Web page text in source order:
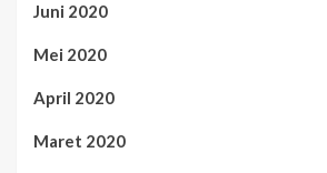
Juni 2020
Mei 2020
April 2020
Maret 2020